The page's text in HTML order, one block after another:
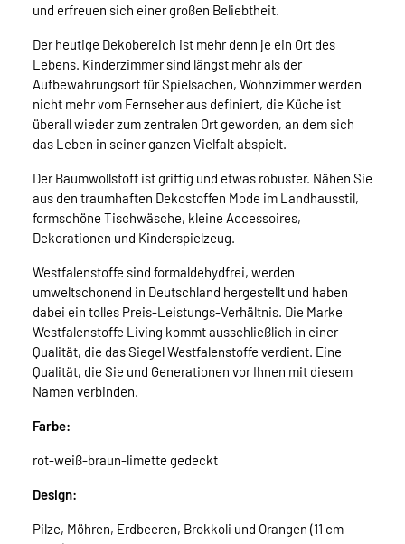
und erfreuen sich einer großen Beliebtheit.
Der heutige Dekobereich ist mehr denn je ein Ort des
Lebens. Kinderzimmer sind längst mehr als der
Aufbewahrungsort für Spielsachen, Wohnzimmer werden
nicht mehr vom Fernseher aus definiert, die Küche ist
überall wieder zum zentralen Ort geworden, an dem sich
das Leben in seiner ganzen Vielfalt abspielt.
Der Baumwollstoff ist griffig und etwas robuster. Nähen Sie
aus den traumhaften Dekostoffen Mode im Landhausstil,
formschöne Tischwäsche, kleine Accessoires,
Dekorationen und Kinderspielzeug.
Westfalenstoffe sind formaldehydfrei, werden
umweltschonend in Deutschland hergestellt und haben
dabei ein tolles Preis-Leistungs-Verhältnis. Die Marke
Westfalenstoffe Living kommt ausschließlich in einer
Qualität, die das Siegel Westfalenstoffe verdient. Eine
Qualität, die Sie und Generationen vor Ihnen mit diesem
Namen verbinden.
Farbe:
rot-weiß-braun-limette gedeckt
Design:
Pilze, Möhren, Erdbeeren, Brokkoli und Orangen (11 cm